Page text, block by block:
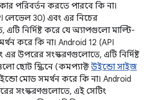
পরিবর্তন করতে পারবে কি না।
লেভেল 30) এবং এর নিচের
নির্দিষ্ট করে যে অ্যাপগুলো মাল্টি-
করে কি না। Android 12 (API
উপরের সংস্করণগুলোতে, এটি নির্দিষ্ট
ছোট স্ক্রিনে (কমপ্যাক্টউইন্ডো সাইজ
মোড সমর্থন করে কি না। Android
সংস্করণগুলোতে, এই সেটিং